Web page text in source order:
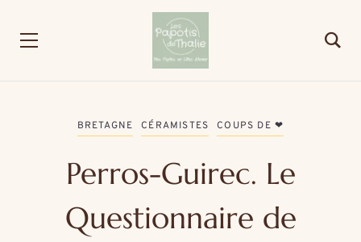
BRETAGNE CÉRAMISTES COUPS DE ❤
Perros-Guirec. Le
Questionnaire de